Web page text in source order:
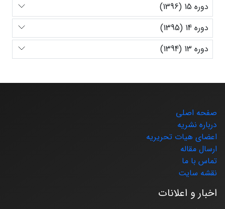
دوره 15 (1396)
دوره 14 (1395)
دوره 13 (1394)
صفحه اصلی
درباره نشریه
اعضای هیات تحریریه
ارسال مقاله
تماس با ما
نقشه سایت
اخبار و اعلانات